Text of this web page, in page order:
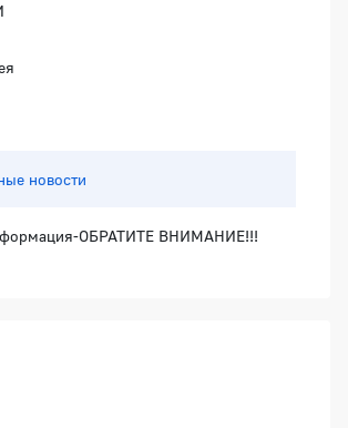
новости
ОБРАТИТЕ ВНИМАНИЕ!!!